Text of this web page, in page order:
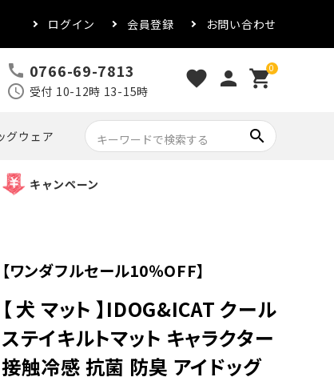
ログイン 会員登録 お問い合わせ
call 0766-69-7813
schedule 受付 10-12時 13-15時
favorite person 0
shopping_cart
グウェア search
キャンペーン
【ワンダフルセール10％OFF】
【 犬 マット 】IDOG&ICAT クール
ステイキルトマット キャラクター
接触冷感 抗菌 防臭 アイドッグ